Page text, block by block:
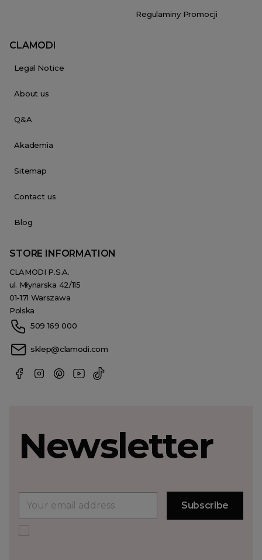
Regulaminy Promocji
CLAMODI
Legal Notice
About us
Q&A
Akademia
Sitemap
Contact us
Blog
STORE INFORMATION
CLAMODI P.S.A.
ul. Młynarska 42/115
01-171 Warszawa
Polska
509 169 000
sklep@clamodi.com
Newsletter